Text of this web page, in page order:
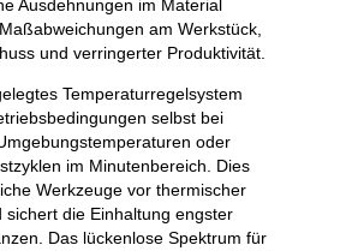
Ausdehnungen im Material
am Werkstück,
und verringerter Produktivität.
Temperaturregelsystem
selbst bei
oder
im Minutenbereich. Dies
Werkzeuge vor thermischer
sichert die Einhaltung engster
Das lückenlose Spektrum für